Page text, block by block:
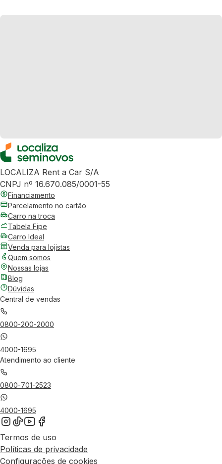
LOCALIZA Rent a Car S/A
CNPJ nº 16.670.085/0001-55
Financiamento
Parcelamento no cartão
Carro na troca
Tabela Fipe
Carro Ideal
Venda para lojistas
Quem somos
Nossas lojas
Blog
Dúvidas
Central de vendas
0800-200-2000
4000-1695
Atendimento ao cliente
0800-701-2523
4000-1695
Termos de uso
Políticas de privacidade
Configurações de cookies